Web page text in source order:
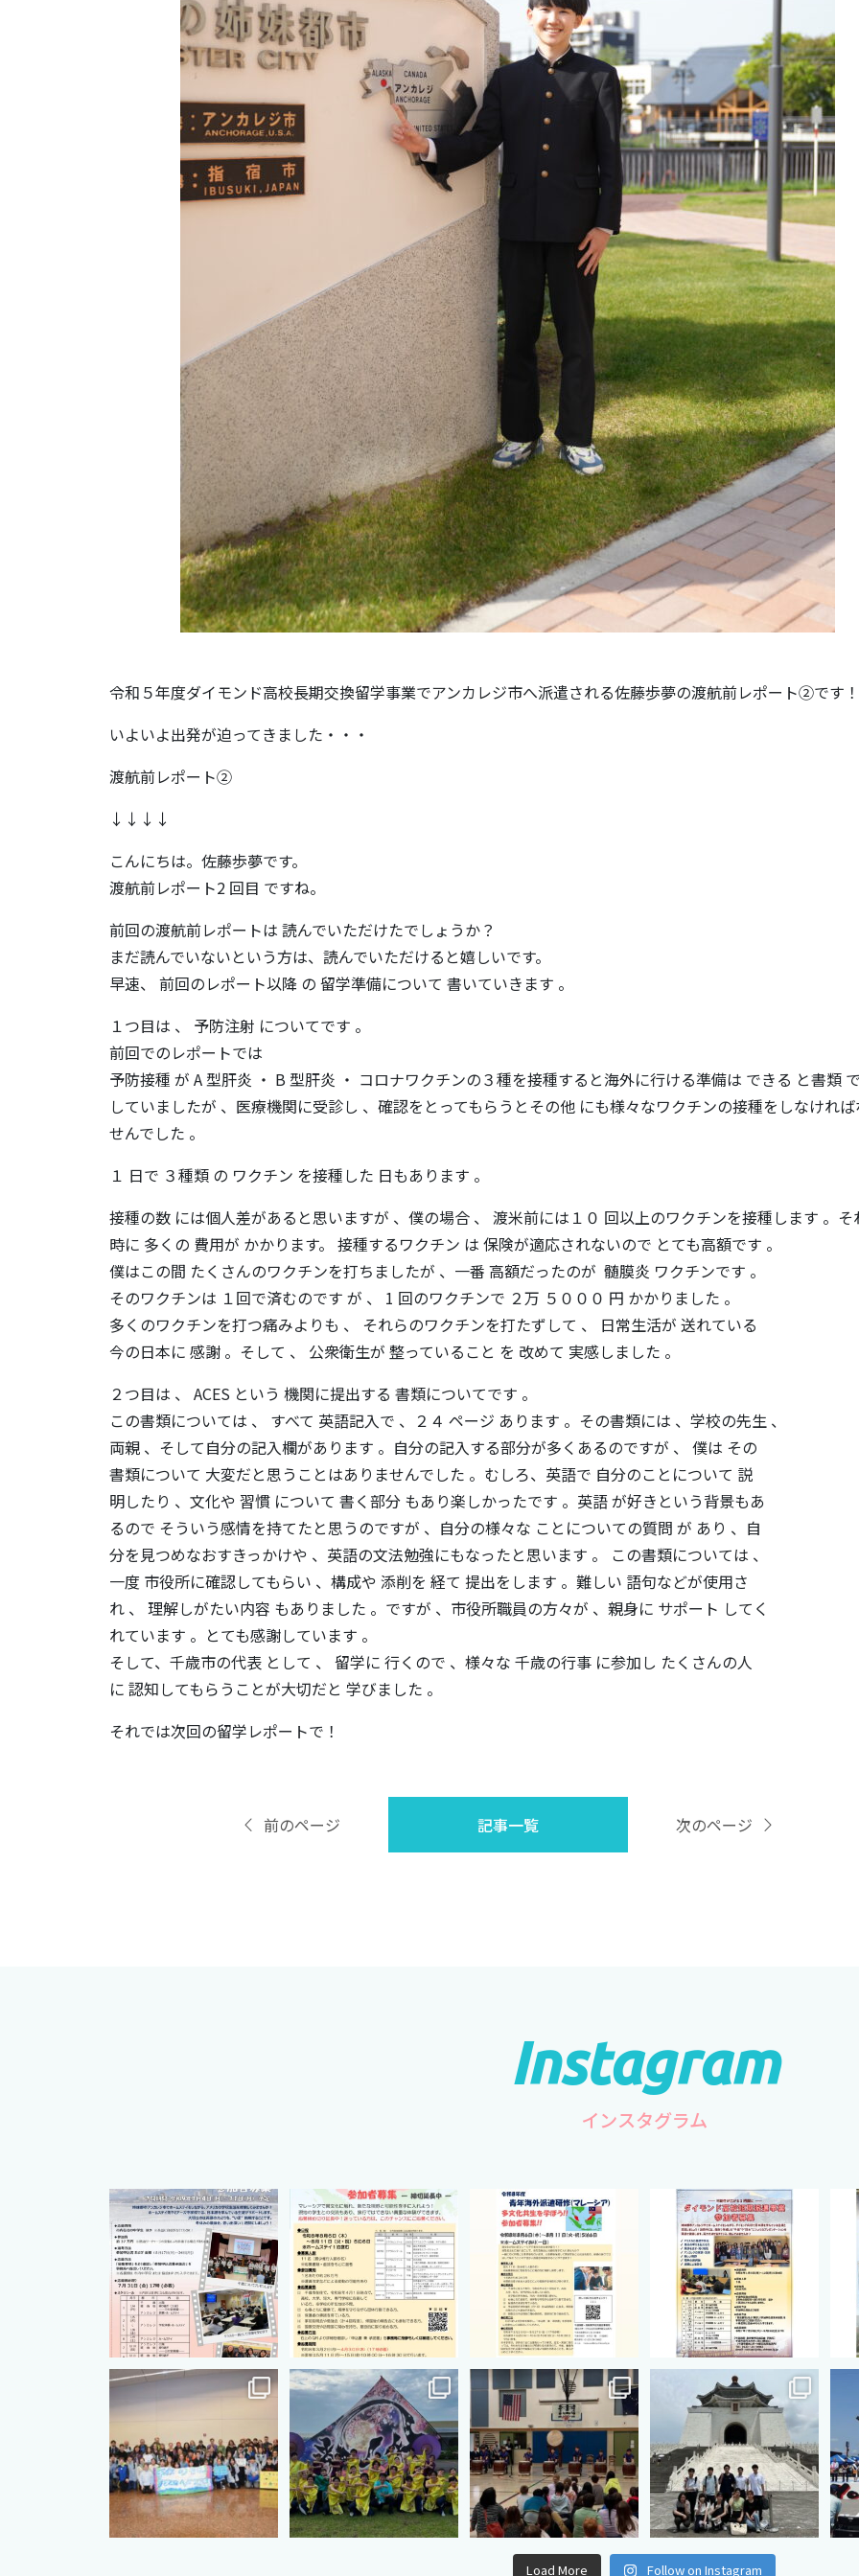
令和５年度ダイモンド高校長期交換留学事業でアンカレジ市へ派遣される佐藤歩夢の渡航前レポート②です！
いよいよ出発が迫ってきました・・・
渡航前レポート②
↓↓↓↓
こんにちは。佐藤歩夢です。
渡航前レポート2 回目 ですね。
前回の渡航前レポートは 読んでいただけたでしょうか？
まだ読んでいないという方は、読んでいただけると嬉しいです。
早速、 前回のレポート以降 の 留学準備について 書いていきます 。
１つ目は 、 予防注射 についてです 。
前回でのレポートでは
予防接種 が A 型肝炎 ・ B 型肝炎 ・ コロナワクチンの３種を接種すると海外に行ける準備は できる と書類
していましたが 、医療機関に受診し 、確認をとってもらうとその他 にも様々なワクチンの接種をしなければ
せんでした 。
１ 日で ３種類 の ワクチン を接種した 日もあります 。
接種の数 には個人差があると思いますが 、僕の場合 、 渡米前には１０ 回以上のワクチンを接種します 。そ
時に 多くの 費用が かかります。 接種するワクチン は 保険が適応されないので とても高額です 。
僕はこの間 たくさんのワクチンを打ちましたが 、一番 高額だったのが 髄膜炎 ワクチンです 。
そのワクチンは １回で済むのです が 、 1 回のワクチンで ２万 ５０００ 円 かかりました 。
多くのワクチンを打つ痛みよりも 、 それらのワクチンを打たずして 、 日常生活が 送れている
今の日本に 感謝 。そして 、 公衆衛生が 整っていること を 改めて 実感しました 。
２つ目は 、 ACES という 機関に提出する 書類についてです 。
この書類については 、 すべて 英語記入で 、２４ ページ あります 。その書類には 、学校の先生 、
両親 、そして自分の記入欄があります 。自分の記入する部分が多くあるのですが 、 僕は その
書類について 大変だと思うことはありませんでした 。むしろ、英語で 自分のことについて 説
明したり 、文化や 習慣 について 書く部分 もあり楽しかったです 。英語 が好きという背景もあ
るので そういう感情を持てたと思うのですが 、自分の様々な ことについての質問 が あり 、自
分を見つめなおすきっかけや 、英語の文法勉強にもなったと思います 。 この書類については 、
一度 市役所に確認してもらい 、構成や 添削を 経て 提出をします 。難しい 語句などが使用さ
れ 、 理解しがたい内容 もありました 。ですが 、市役所職員の方々が 、親身に サポート してく
れています 。とても感謝しています 。
そして、千歳市の代表 として 、 留学に 行くので 、様々な 千歳の行事 に参加し たくさんの人
に 認知してもらうことが大切だと 学びました 。
それでは次回の留学レポートで！
前のページ 記事一覧 次のページ
インスタグラム
cts.international.friendship
7月 1
cts.international.friendship
4月 16
cts.international.friendship
2月 27
cts.international.friendship
8月 12
cts.international.friendship
8月 12
cts.international.friendship
8月 5
cts.international.friendship
7月 18
cts.international.friendship
7月 3
Load More Follow on Instagram